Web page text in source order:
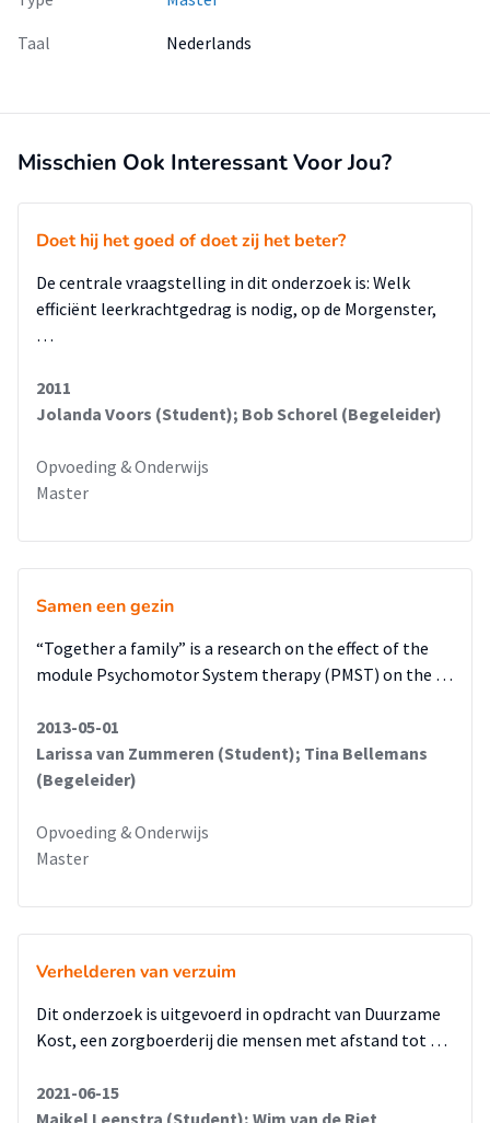
Gebaseerd op de resultaten uit dit onderzoek, zal in de
assistenten in het C cluster. De leerkrachten en assistenten
kunnen de mogelijke interventies, die vanuit dit onderzoek
naar voren zijn gekomen, uitproberen in de praktijk. Tot slot
hun leerkrachtgedrag in de toekomst kritisch te (laten)
bekijken.
Taal
Nederlands
Misschien Ook Interessant Voor Jou?
Doet hij het goed of doet zij het beter?
De centrale vraagstelling in dit onderzoek is: Welk
efficiënt leerkrachtgedrag is nodig, op de Morgenster,
…
2011
Jolanda Voors (Student); Bob Schorel (Begeleider)
Opvoeding & Onderwijs
Master
Samen een gezin
“Together a family” is a research on the effect of the
module Psychomotor System therapy (PMST) on the …
2013-05-01
Larissa van Zummeren (Student); Tina Bellemans
(Begeleider)
Opvoeding & Onderwijs
Master
Verhelderen van verzuim
Dit onderzoek is uitgevoerd in opdracht van Duurzame
Kost, een zorgboerderij die mensen met afstand tot …
2021-06-15
Maikel Leenstra (Student); Wim van de Riet